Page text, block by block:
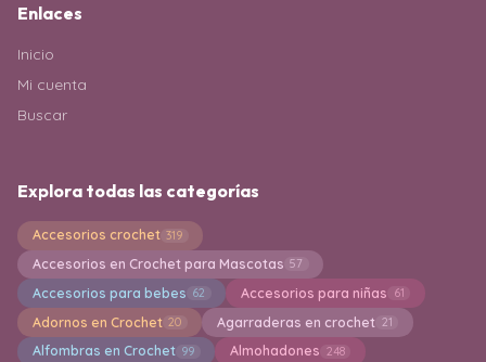
Enlaces
Inicio
Mi cuenta
Buscar
Explora todas las categorías
Accesorios crochet 319
Accesorios en Crochet para Mascotas 57
Accesorios para bebes 62 Accesorios para niñas 61
Adornos en Crochet 20 Agarraderas en crochet 21
Alfombras en Crochet 99 Almohadones 248